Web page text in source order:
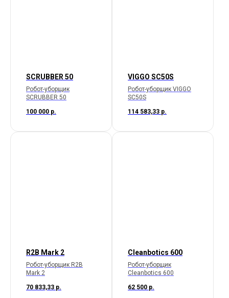
SCRUBBER 50
Робот-уборщик
SCRUBBER 50
100 000 р.
VIGGO SC50S
Робот-уборщик VIGGO
SC50S
114 583,33 р.
R2B Mark 2
Робот-уборщик R2B
Mark 2
70 833,33 р.
Cleanbotics 600
Робот-уборщик
Cleanbotics 600
62 500 р.